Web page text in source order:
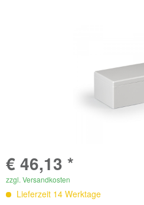
€ 46,13 *
zzgl. Versandkosten
Lieferzeit 14 Werktage